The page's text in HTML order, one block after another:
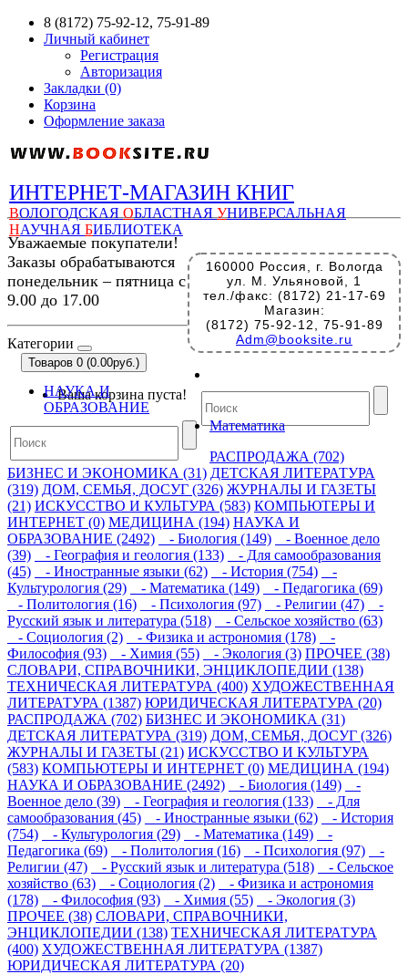
8 (8172) 75-92-12, 75-91-89
Личный кабинет
Регистрация
Авторизация
Закладки (0)
Корзина
Оформление заказа
ИНТЕРНЕТ-МАГАЗИН КНИГ
ВОЛОГОДСКАЯ ОБЛАСТНАЯ УНИВЕРСАЛЬНАЯ
НАУЧНАЯ БИБЛИОТЕКА
160000 Россия, г. Вологда
ул. М. Ульяновой, 1
тел./факс: (8172) 21-17-69
Магазин:
(8172) 75-92-12, 75-91-89
Adm@booksite.ru
Уважаемые покупатели!
Заказы обрабатываются
понедельник – пятница с
9.00 до 17.00
Категории
Товаров 0 (0.00руб.)
Ваша корзина пуста!
НАУКА И
ОБРАЗОВАНИЕ
Математика
РАСПРОДАЖА (702)
БИЗНЕС И ЭКОНОМИКА (31) ДЕТСКАЯ ЛИТЕРАТУРА
(319) ДОМ, СЕМЬЯ, ДОСУГ (326) ЖУРНАЛЫ И ГАЗЕТЫ
(21) ИСКУССТВО И КУЛЬТУРА (583) КОМПЬЮТЕРЫ И
ИНТЕРНЕТ (0) МЕДИЦИНА (194) НАУКА И
ОБРАЗОВАНИЕ (2492)
- Биология (149)
- Военное дело
(39)
- География и геология (133)
- Для самообразования
(45)
- Иностранные языки (62) - История (754)
-
Культурология (29)
- Математика (149)
- Педагогика (69)
- Политология (16)
- Психология (97) - Религии (47)
-
Русский язык и литература (518)
- Сельское хозяйство (63)
- Социология (2)
- Физика и астрономия (178)
-
Философия (93)
- Химия (55) - Экология (3) ПРОЧЕЕ (38)
СЛОВАРИ, СПРАВОЧНИКИ, ЭНЦИКЛОПЕДИИ (138)
ТЕХНИЧЕСКАЯ ЛИТЕРАТУРА (400) ХУДОЖЕСТВЕННАЯ
ЛИТЕРАТУРА (1387) ЮРИДИЧЕСКАЯ ЛИТЕРАТУРА (20)
РАСПРОДАЖА (702) БИЗНЕС И ЭКОНОМИКА (31)
ДЕТСКАЯ ЛИТЕРАТУРА (319) ДОМ, СЕМЬЯ, ДОСУГ (326)
ЖУРНАЛЫ И ГАЗЕТЫ (21) ИСКУССТВО И КУЛЬТУРА
(583) КОМПЬЮТЕРЫ И ИНТЕРНЕТ (0) МЕДИЦИНА (194)
НАУКА И ОБРАЗОВАНИЕ (2492)
- Биология (149)
-
Военное дело (39)
- География и геология (133)
- Для
самообразования (45)
- Иностранные языки (62)
- История
(754)
- Культурология (29) - Математика (149)
-
Педагогика (69)
- Политология (16) - Психология (97)
-
Религии (47)
- Русский язык и литература (518)
- Сельское
хозяйство (63)
- Социология (2)
- Физика и астрономия
(178)
- Философия (93) - Химия (55)
- Экология (3)
ПРОЧЕЕ (38) СЛОВАРИ, СПРАВОЧНИКИ,
ЭНЦИКЛОПЕДИИ (138) ТЕХНИЧЕСКАЯ ЛИТЕРАТУРА
(400) ХУДОЖЕСТВЕННАЯ ЛИТЕРАТУРА (1387)
ЮРИДИЧЕСКАЯ ЛИТЕРАТУРА (20)